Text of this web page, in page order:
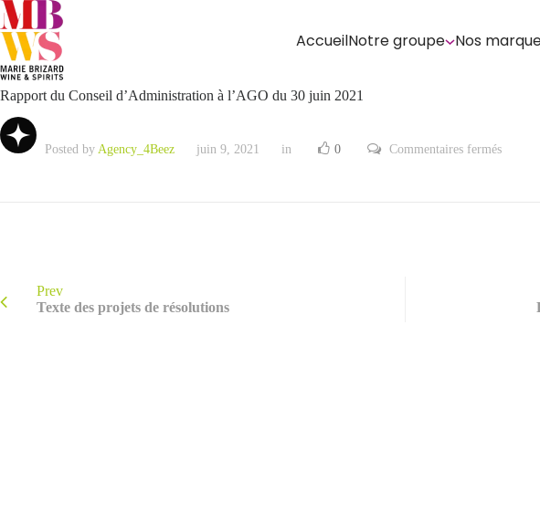
AccueilNotre groupe Nos
Rapport du Conseil d’Administration à l’AGO du 30 juin 2021
Posted by Agency_4Beez juin 9, 2021 in 0 Commentaires ferméssur
Prev
Texte des projets de résolutions